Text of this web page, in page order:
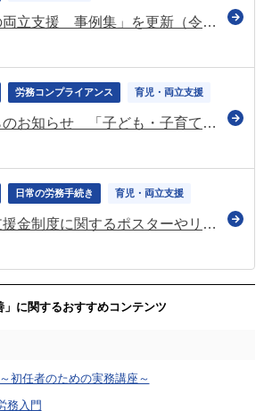
「仕事と育児との両立支援 事例集」を更新（令和8年3月）（経団連）
労務コンプライアンス 育児・両立支援
日本年金機構からのお知らせ 「子ども・子育て支援金制度の創設」といった情報を掲載（令和8年3月号）
日常の労務手続き 育児・両立支援
子ども・子育て支援金制度に関するポスターやリーフレットを公表（こども家庭庁）
」に関するおすすめコンテンツ
初任者のための実務講座～
務入門